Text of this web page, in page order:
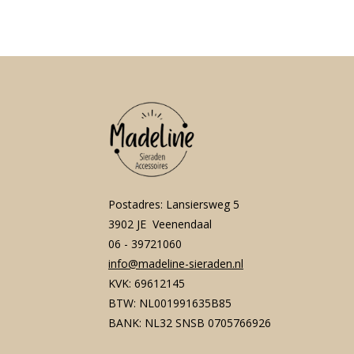
Postadres: Lansiersweg 5
3902 JE Veenendaal
06 - 39721060
info@madeline-sieraden.nl
KVK: 69612145
BTW: NL001991635B85
BANK: NL32 SNSB 0705766926